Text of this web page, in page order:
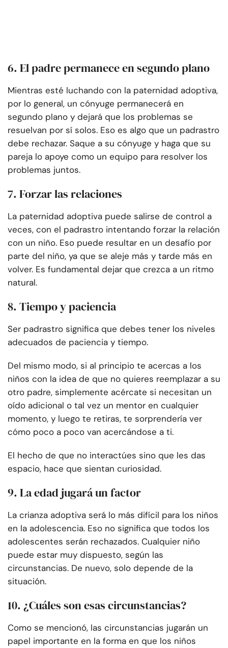
6. El padre permanece en segundo plano
Mientras esté luchando con la paternidad adoptiva,
por lo general, un cónyuge permanecerá en
segundo plano y dejará que los problemas se
resuelvan por sí solos. Eso es algo que un padrastro
debe rechazar. Saque a su cónyuge y haga que su
pareja lo apoye como un equipo para resolver los
problemas juntos.
7. Forzar las relaciones
La paternidad adoptiva puede salirse de control a
veces, con el padrastro intentando forzar la relación
con un niño. Eso puede resultar en un desafío por
parte del niño, ya que se aleje más y tarde más en
volver. Es fundamental dejar que crezca a un ritmo
natural.
8. Tiempo y paciencia
Ser padrastro significa que debes tener los niveles
adecuados de paciencia y tiempo.
Del mismo modo, si al principio te acercas a los
niños con la idea de que no quieres reemplazar a su
otro padre, simplemente acércate si necesitan un
oído adicional o tal vez un mentor en cualquier
momento, y luego te retiras, te sorprendería ver
cómo poco a poco van acercándose a ti.
El hecho de que no interactúes sino que les das
espacio, hace que sientan curiosidad.
9. La edad jugará un factor
La crianza adoptiva será lo más difícil para los niños
en la adolescencia. Eso no significa que todos los
adolescentes serán rechazados. Cualquier niño
puede estar muy dispuesto, según las
circunstancias. De nuevo, solo depende de la
situación.
10. ¿Cuáles son esas circunstancias?
Como se mencionó, las circunstancias jugarán un
papel importante en la forma en que los niños